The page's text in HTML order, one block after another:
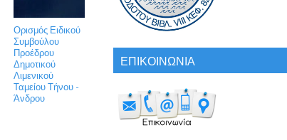
Ορισμός Ειδικού
Συμβούλου
Προέδρου
Δημοτικού
Λιμενικού
Ταμείου Τήνου -
Άνδρου
ΕΠΙΚΟΙΝΩΝΙΑ